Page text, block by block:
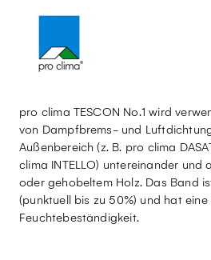
pro clima TESCON No.1 wird
von Dampfbrems- und
Außenbereich (z. B. pro clima
clima INTELLO) untereinander
oder gehobeltem Holz. Das Band
(punktuell bis zu 50%) und hat eine
Feuchtebeständigkeit.